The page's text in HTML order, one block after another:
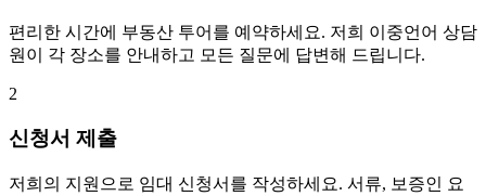
편리한 시간에 부동산 투어를 예약하세요. 저희 이중언어 상담
원이 각 장소를 안내하고 모든 질문에 답변해 드립니다.
2
신청서 제출
저희의 지원으로 임대 신청서를 작성하세요. 서류, 보증인 요